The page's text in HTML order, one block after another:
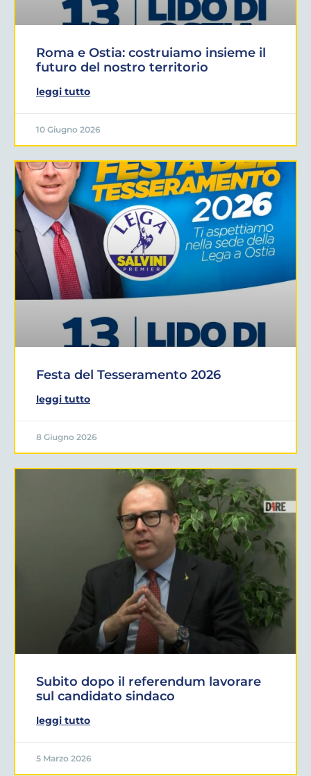
Roma e Ostia: costruiamo insieme il
futuro del nostro territorio
leggi tutto
10 Giugno 2026
Festa del Tesseramento 2026
leggi tutto
8 Giugno 2026
Subito dopo il referendum lavorare
sul candidato sindaco
leggi tutto
5 Marzo 2026